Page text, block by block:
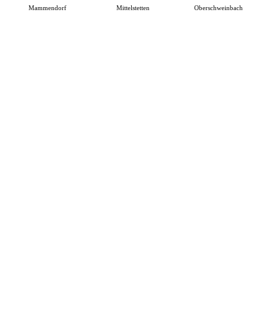
Mammendorf Mittelstetten Oberschweinbach